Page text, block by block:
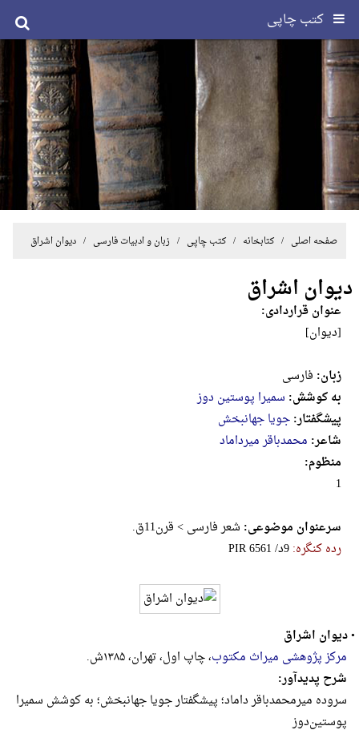
کتب چاپی
صفحه اصلی / کتابخانه /کتب چاپی /زبان و ادبیات فارسی / دیوان اشراق
دیوان اشراق
عنوان قراردادی:
[دیوان]
زبان: فارسی
به کوشش: سمیرا پوستین دوز
پیشگفتار:جویا جهانبخش
شاعر: محمدباقر میرداماد
منظوم:
1
سرعنوان موضوعی: شعر فارسی > قرن11ق.
رده کنگره:‎P‎I‎R‎ ‎6‎5‎6‎1‎ ‎/‎د‎9
•دیوان اشراق
مرکز پژوهشی میراث مکتوب، چاپ اول، تهران، ۱۳۸۵ش.
شرح پدیدآور:
سروده میرمحمدباقر داماد؛ پیشگفتار جویا جهانبخش‌؛ به‌ کوشش‌ سمیرا
پوستین‌دوز